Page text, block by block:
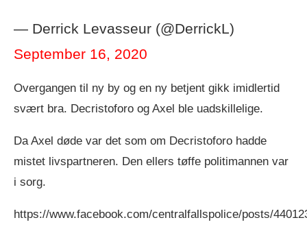
— Derrick Levasseur (@DerrickL)
September 16, 2020
Overgangen til ny by og en ny betjent gikk imidlertid
svært bra. Decristoforo og Axel ble uadskillelige.
Da Axel døde var det som om Decristoforo hadde
mistet livspartneren. Den ellers tøffe politimannen var
i sorg.
https://www.facebook.com/centralfallspolice/posts/